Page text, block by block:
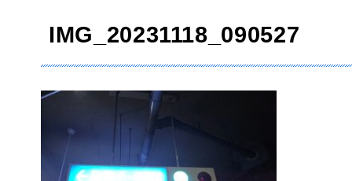
IMG_20231118_090527